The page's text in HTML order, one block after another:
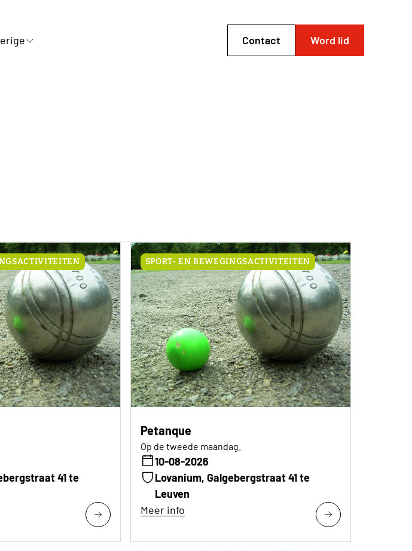
Contact Word lid
41 te
SPORT- EN BEWEGINGSACTIVITEITEN
Petanque
Op de tweede maandag.
10-08-2026
Lovanium, Galgebergstraat 41 te
Leuven
Meer info